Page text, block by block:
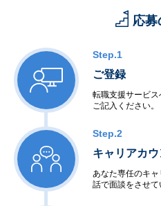
応募
Step.1
ご登録
転職支援サービ
ご記入ください。
Step.2
キャリアカ
あなた専任のキ
話で面談をさせて